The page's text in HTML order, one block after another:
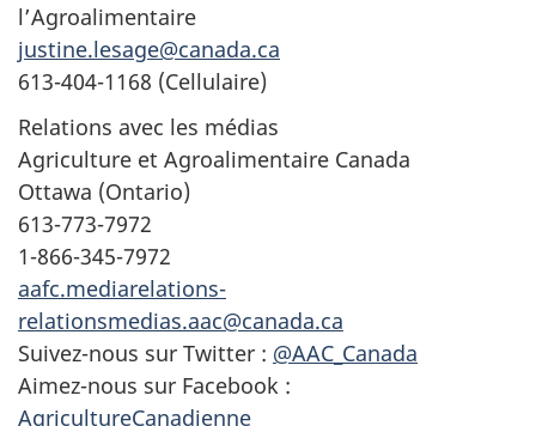
l’Agroalimentaire
justine.lesage@canada.ca
613-404-1168 (Cellulaire)
Relations avec les médias
Agriculture et Agroalimentaire Canada
Ottawa (Ontario)
613-773-7972
1-866-345-7972
aafc.mediarelations-
relationsmedias.aac@canada.ca
Suivez-nous sur Twitter : @AAC_Canada
Aimez-nous sur Facebook :
AgricultureCanadienne